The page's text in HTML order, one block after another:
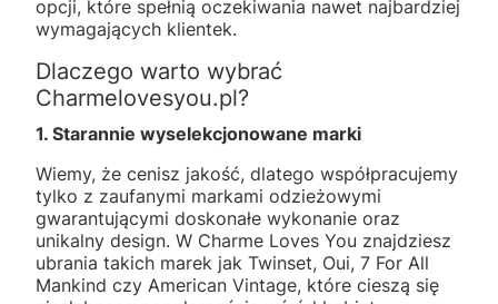
opcji, które spełnią oczekiwania nawet najbardziej
wymagających klientek.
Dlaczego warto wybrać
Charmelovesyou.pl?
1. Starannie wyselekcjonowane marki
Wiemy, że cenisz jakość, dlatego współpracujemy
tylko z zaufanymi markami odzieżowymi
gwarantującymi doskonałe wykonanie oraz
unikalny design. W Charme Loves You znajdziesz
ubrania takich marek jak Twinset, Oui, 7 For All
Mankind czy American Vintage, które cieszą się